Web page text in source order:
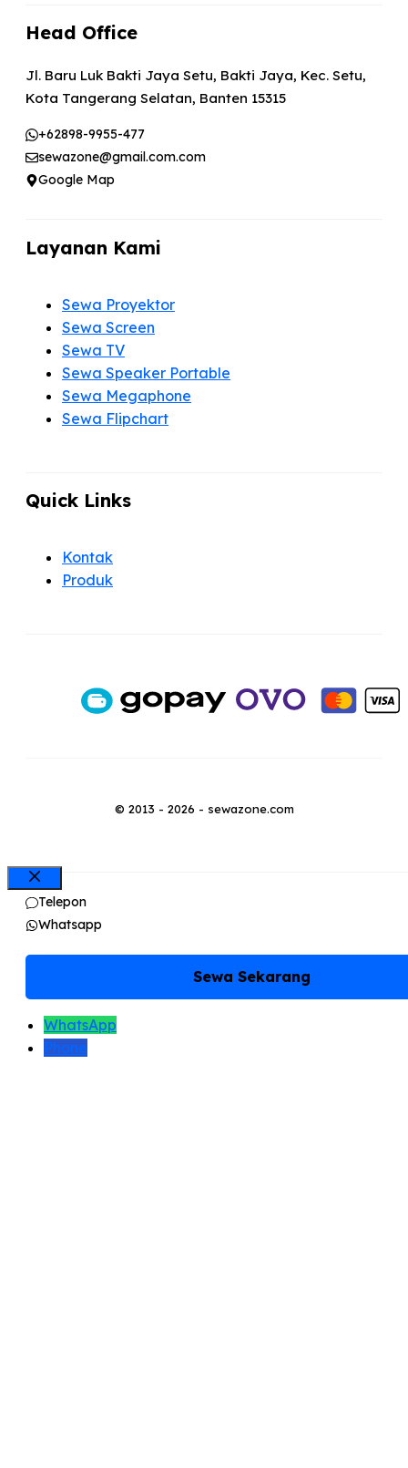
Head Office
Jl. Baru Luk Bakti Jaya Setu, Bakti Jaya, Kec. Setu,
Kota Tangerang Selatan, Banten 15315
+62898-9955-477
sewazone@gmail.com.com
Google Map
Layanan Kami
Sewa Proyektor
Sewa Screen
Sewa TV
Sewa Speaker Portable
Sewa Megaphone
Sewa Flipchart
Quick Links
Kontak
Produk
© 2013 - 2026 - sewazone.com
Close
Telepon
Whatsapp
Sewa Sekarang
WhatsApp
Phone